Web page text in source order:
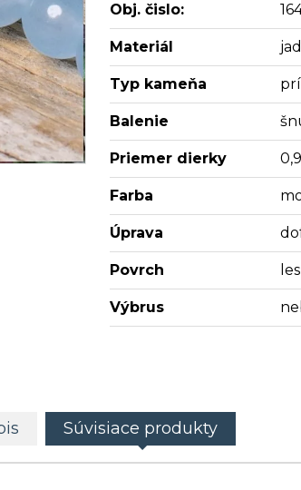
Obj. čislo:
Materiál
Typ kameňa
Balenie
Priemer dierky
Farba
Úprava
Povrch
Výbrus
Súvisiace produkty